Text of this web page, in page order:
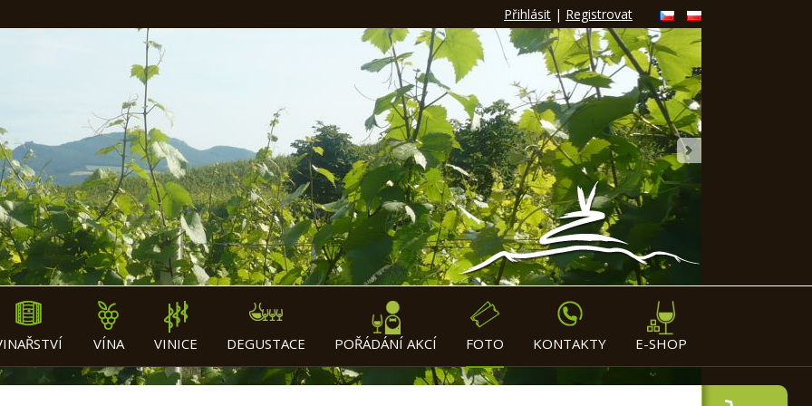
Přihlásit | Registrovat
VÍNA VINICE DEGUSTACE POŘÁDÁNÍ AKCÍ FOTO KONTAKTY E-SHOP